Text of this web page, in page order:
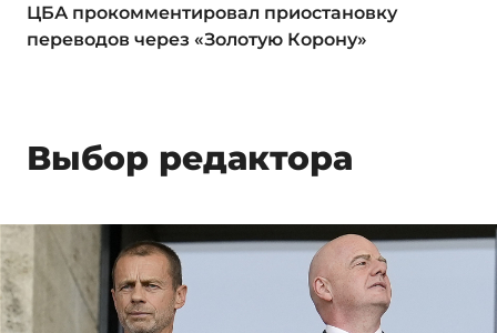
ЦБА прокомментировал приостановку
переводов через «Золотую Корону»
Выбор редактора